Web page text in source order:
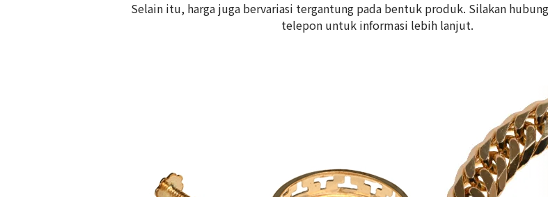
Selain itu, harga juga bervariasi tergantung pada bentuk produk. Silakan
telepon untuk informasi lebih lanjut.